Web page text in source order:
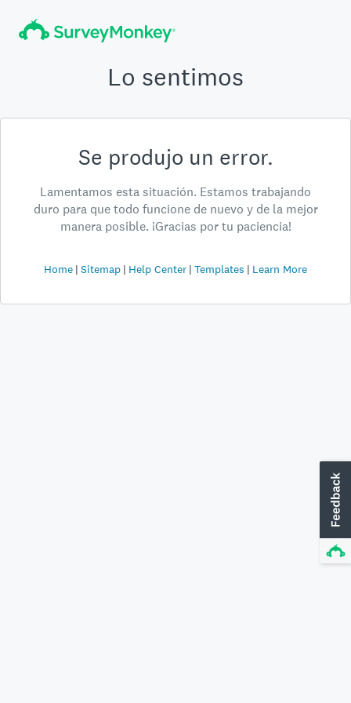
Lo sentimos
Se produjo un error.
Lamentamos esta situación. Estamos trabajando
duro para que todo funcione de nuevo y de la mejor
manera posible. ¡Gracias por tu paciencia!
Home Sitemap Help Center Templates Learn More